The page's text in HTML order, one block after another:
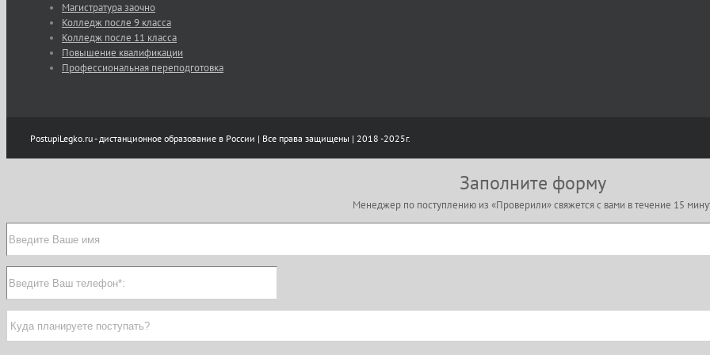
Магистратура заочно
Колледж после 9 класса
Колледж после 11 класса
Повышение квалификации
Профессиональная переподготовка
PostupiLegko.ru - дистанционное образование в России | Все права защищены | 2018 -2025г.
Заполните форму
Менеджер по поступлению из «Проверили» свяжется с вами в течение 15